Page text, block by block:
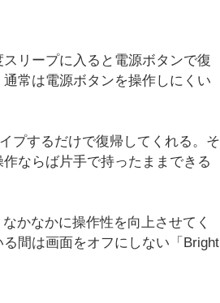
リープに入ると電源ボタンで復
常は電源ボタンを操作しにくい
プするだけで復帰してくれる。そ
ならば片手で持ったままできる
かなかに操作性を向上させてく
間は画面をオフにしない「Bright